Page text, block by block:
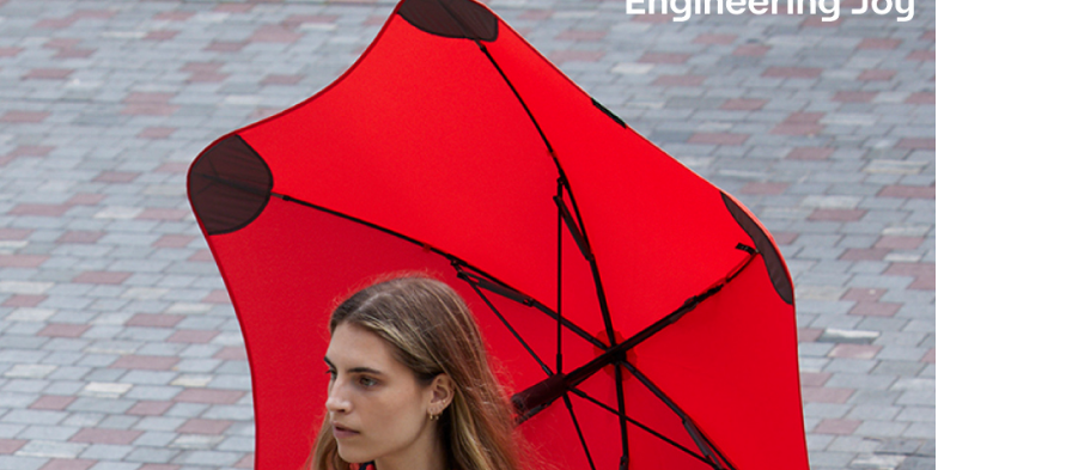
任。
４．使用「AFTEE先享後付」時，將依據個別帳號之用戶狀況，依本公司
即時審查核予不同之上限額度；若仍有額度不足之情形，本公司將視審查
結果請求用戶進行身份認證。
５．嚴禁一人註冊多個帳號或使用他人資訊註冊。若發現惡意使用之情
形，恩沛科技股份有限公司將有權停止該用戶之使用額度並採取法律行